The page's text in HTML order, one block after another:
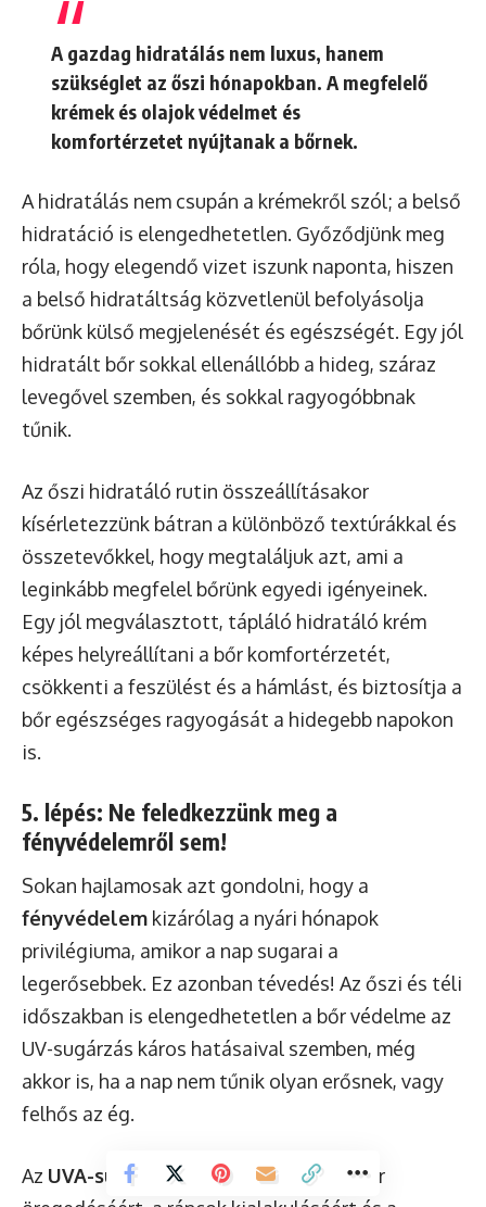
A gazdag hidratálás nem luxus, hanem
szükséglet az őszi hónapokban. A megfelelő
krémek és olajok védelmet és
komfortérzetet nyújtanak a bőrnek.
A hidratálás nem csupán a krémekről szól; a belső
hidratáció is elengedhetetlen. Győződjünk meg
róla, hogy elegendő vizet iszunk naponta, hiszen
a belső hidratáltság közvetlenül befolyásolja
bőrünk külső megjelenését és egészségét. Egy jól
hidratált bőr sokkal ellenállóbb a hideg, száraz
levegővel szemben, és sokkal ragyogóbbnak
tűnik.
Az őszi hidratáló rutin összeállításakor
kísérletezzünk bátran a különböző textúrákkal és
összetevőkkel, hogy megtaláljuk azt, ami a
leginkább megfelel bőrünk egyedi igényeinek.
Egy jól megválasztott, tápláló hidratáló krém
képes helyreállítani a bőr komfortérzetét,
csökkenti a feszülést és a hámlást, és biztosítja a
bőr egészséges ragyogását a hidegebb napokon
is.
5. lépés: Ne feledkezzünk meg a
fényvédelemről sem!
Sokan hajlamosak azt gondolni, hogy a
fényvédelem kizárólag a nyári hónapok
privilégiuma, amikor a nap sugarai a
legerősebbek. Ez azonban tévedés! Az őszi és téli
időszakban is elengedhetetlen a bőr védelme az
UV-sugárzás káros hatásaival szemben, még
akkor is, ha a nap nem tűnik olyan erősnek, vagy
felhős az ég.
Az UVA-sugarak, amelyek felelősek a bőr